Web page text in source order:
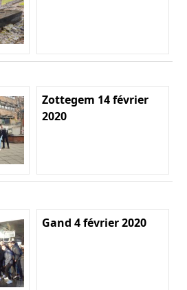
Zottegem 14 février
2020
Gand 4 février 2020